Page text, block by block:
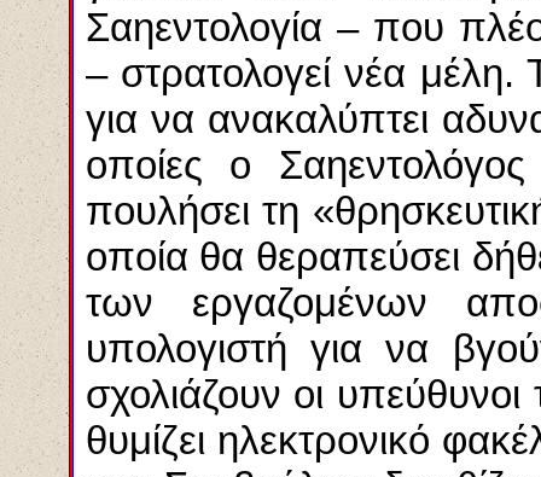
Σαηεντολογία – που
– στρατολογεί νέα μέλη.
για να ανακαλύπτει
οποίες ο
πουλήσει τη
οποία θα θεραπεύσει
των εργαζομένων
υπολογιστή για να
σχολιάζουν οι
θυμίζει ηλεκτρονικό